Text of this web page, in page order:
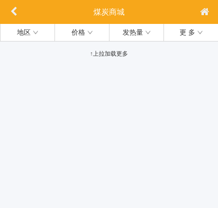
煤炭商城
地区 价格 发热量 更 多
↑上拉加载更多